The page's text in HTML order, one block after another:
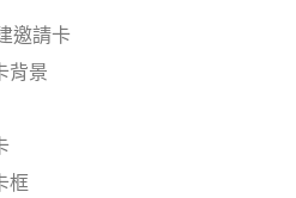
邀請卡
背景
框